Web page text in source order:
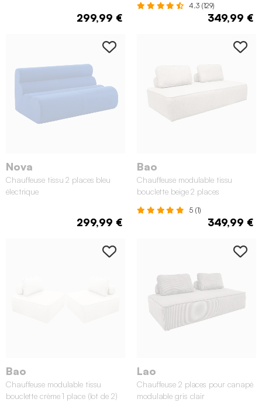
299,99 €
4.3 (129)
349,99 €
Nova
Chauffeuse tissu 2 places bleu
électrique
299,99 €
Bao
Chauffeuse modulable tissu
bouclette beige 2 places
5 (1)
349,99 €
Bao
Chauffeuse modulable tissu
bouclette crème 1 place (lot de 2)
Lao
Chauffeuse 2 places pour canapé
modulable gris clair